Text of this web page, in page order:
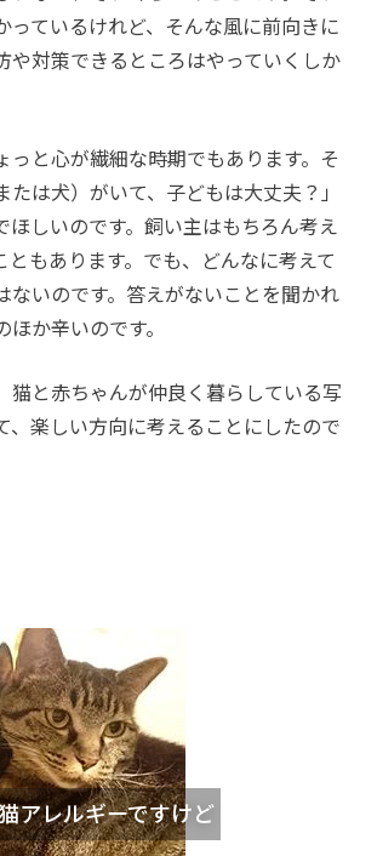
っているけれど、そんな風に前向きに
や対策できるところはやっていくしか
と心が繊細な時期でもあります。そ
たは犬）がいて、子どもは大丈夫？」
ほしいのです。飼い主はもちろん考え
ともあります。でも、どんなに考えて
ないのです。答えがないことを聞かれ
か辛いのです。
猫と赤ちゃんが仲良く暮らしている写
、楽しい方向に考えることにしたので
アレルギーですけど